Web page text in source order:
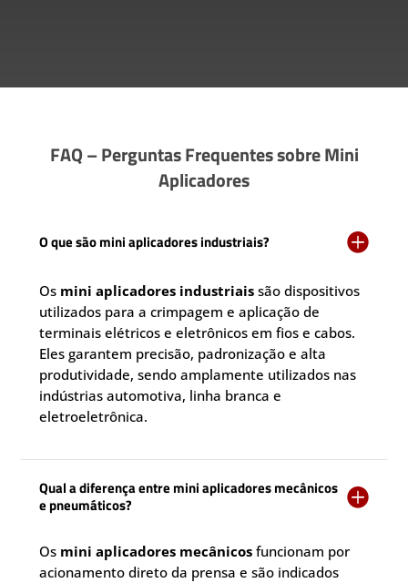
FAQ – Perguntas Frequentes sobre Mini
Aplicadores
O que são mini aplicadores industriais? 
Os mini aplicadores industriais são dispositivos
utilizados para a crimpagem e aplicação de
terminais elétricos e eletrônicos em fios e cabos.
Eles garantem precisão, padronização e alta
produtividade, sendo amplamente utilizados nas
indústrias automotiva, linha branca e
eletroeletrônica.
Qual a diferença entre mini aplicadores mecânicos
e pneumáticos?

Os mini aplicadores mecânicos funcionam por
acionamento direto da prensa e são indicados